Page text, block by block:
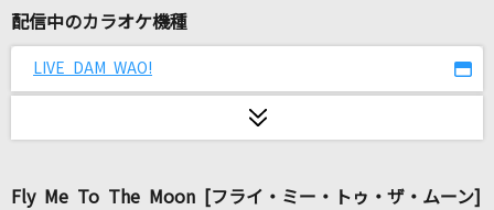
[生音]突破口
SUPER BEAVER
岡崎体育
一千一秒物語
配信中のカラオケ機種
LIVE DAM WAO!
Fly Me To The Moon [フライ・ミー・トゥ・ザ・ムーン]